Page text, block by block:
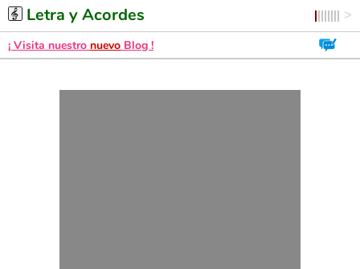
Letra y Acordes
¡ Visita nuestro nuevo Blog !